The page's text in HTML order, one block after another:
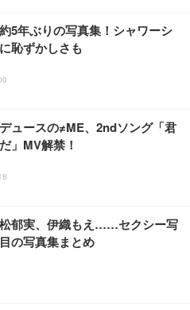
気性メッシュ ゲーミング/勉強/事
ソコンチェア (ブラック)
チェア デスクチェア 疲れない テレ
バックレスト 30度ロッキング機
腰サポート 90度跳ね上げ式アーム
ソコンチェア (ホワイト)
スチェア デスクチェア 肘なし メ
バーサポート付き 腰サポート ガ
度回転 キャスター付き コンパク
E2724HS 27インチ 液晶モニタ
）VA 非光沢 HDMI/DisplayP
ー内蔵 高さ調整 スイベル VESA対
280Hz/FHD】GRAPHT THE S
Monitor 24” Essential ゲーミン
インチ 1ms FHD 量子ドット 残
ートベーシック) 【Amazon.co.jp
アイリスオーヤマ ペットシーツ
ド 100枚入 (x 1) (ケース販売)
ペットシーツ 超厚型 お徳用 レギ
Amazon.co.jp限定】
5年ぶりの写真集！シャワーシ
恥ずかしさも
ュースの≠ME、2ndソング「君
」MV解禁！
郁実、伊織もえ……セクシー写
の写真集まとめ